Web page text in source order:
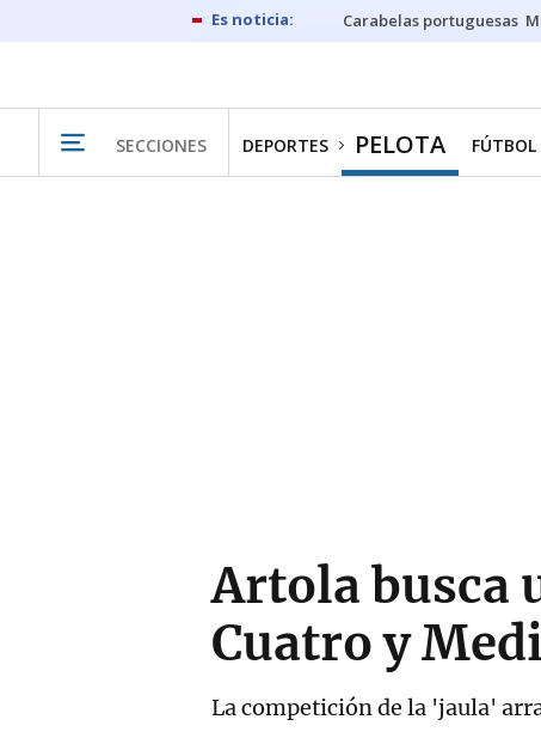
Carabelas portuguesas
SECCIONES DEPORTES PELOTA FÚTBOL
Artola busca
Cuatro y
La competición de la 'jaula'